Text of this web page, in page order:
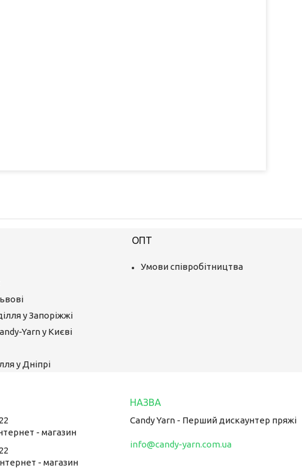
у Запоріжжі
Yarn у Києві
у Дніпрі
ОПТ
Умови співробітництва
- магазин
- магазин
Candy Yarn - Перший дискаунтер пряжі
info@candy-yarn.com.ua